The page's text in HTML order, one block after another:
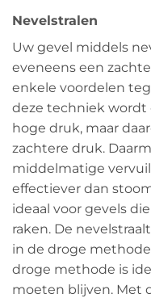
Nevelstralen
Uw gevel middels
eveneens een
enkele voordelen
deze techniek
hoge druk, maar
zachtere druk.
middelmatige
effectiever dan
ideaal voor gevels
raken. De
in de droge
droge methode is
moeten blijven. Met